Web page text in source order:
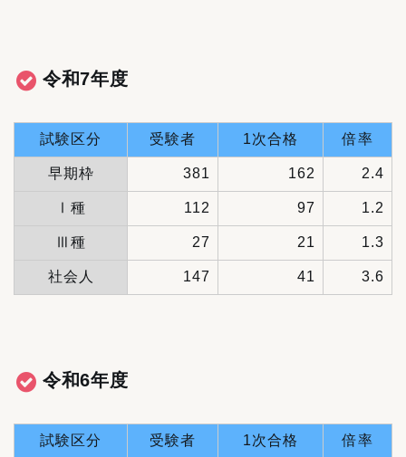
令和7年度
試験区分 受験者 1次合格 倍率
早期枠 381 162 2.4
Ⅰ種 112 97 1.2
Ⅲ種 27 21 1.3
社会人 147 41 3.6
令和6年度
試験区分 受験者 1次合格 倍率